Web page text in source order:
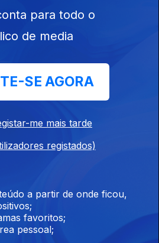
17 jun. 2020
para todo o
de media
SE AGORA
me mais tarde
registados)
a partir de onde ficou,
favoritos;
pessoal;